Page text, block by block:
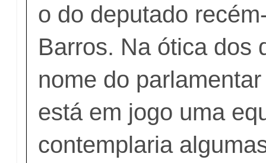
o do deputado
Barros. Na ótica dos
nome do
está em jogo uma
contemplaria